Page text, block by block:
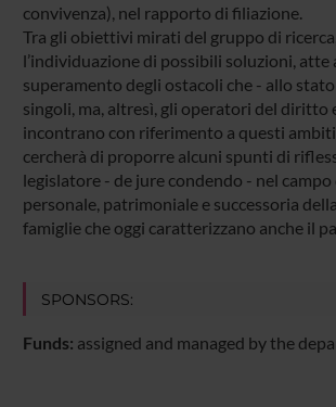
convivenza), nel rapporto di filiazione.
Tra gli obiettivi mirati del gruppo di
l’individuazione di possibili soluzioni, atte
superamento degli ostacoli che - allo
singoli, ma, altresì, gli operatori del diritto
incontrano con riferimento a questi
cercherà di proporre alcuni spunti di
legislatore - de jure condendo - nel
personale, patrimoniale e successoria
famiglie che oggi caratterizzano anche il
SPONSORS:
Funds: assigned and managed by the